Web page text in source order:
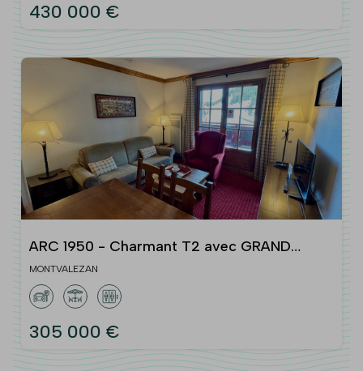
430 000 €
ARC 1950 - Charmant T2 avec GRAND
balcon
MONTVALEZAN
305 000 €